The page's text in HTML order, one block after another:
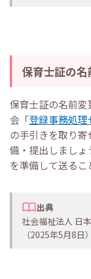
保育士証の名
保育士証の名前変
会「登録事務処理
の手引きを取り寄
備・提出しましょ
を準備して送るこ
出典
社会福祉法人 日
（2025年5月8日）